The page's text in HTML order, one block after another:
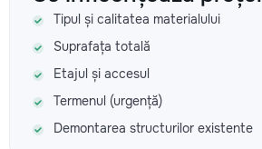
Tipul și calitatea materialului
Suprafața totală
Etajul și accesul
Termenul (urgență)
Demontarea structurilor existente